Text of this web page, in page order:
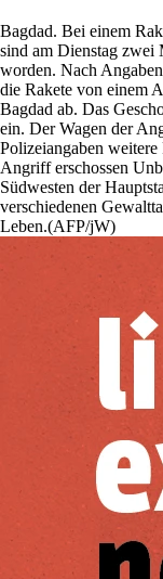
Bagdad. Bei einem
sind am Dienstag zwei
worden. Nach
die Rakete von einem
Bagdad ab. Das
ein. Der Wagen der
Polizeiangaben
Angriff erschossen
Südwesten der
verschiedenen
Leben.(AFP/jW)